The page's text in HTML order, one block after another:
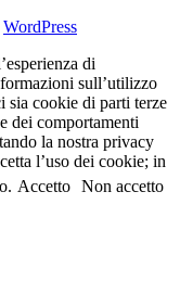
WordPress
di
sull’utilizzo
sia cookie di parti terze
dei comportamenti
la nostra privacy
l’uso dei cookie; in
Accetto Non accetto